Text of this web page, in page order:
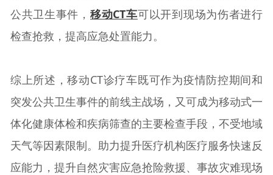
公共卫生事件， 移动CT车可以开到现场为伤者进行
检查抢救，提高应急处置能力。
综上所述，移动CT诊疗车既可作为疫情防控期间和
突发公共卫生事件的前线主战场，又可成为移动式一
体化健康体检和疾病筛查的主要检查手段，不受地域
天气等因素限制。助力提升医疗机构医疗服务快速反
应能力，提升自然灾害应急抢险救援、事故灾难现场